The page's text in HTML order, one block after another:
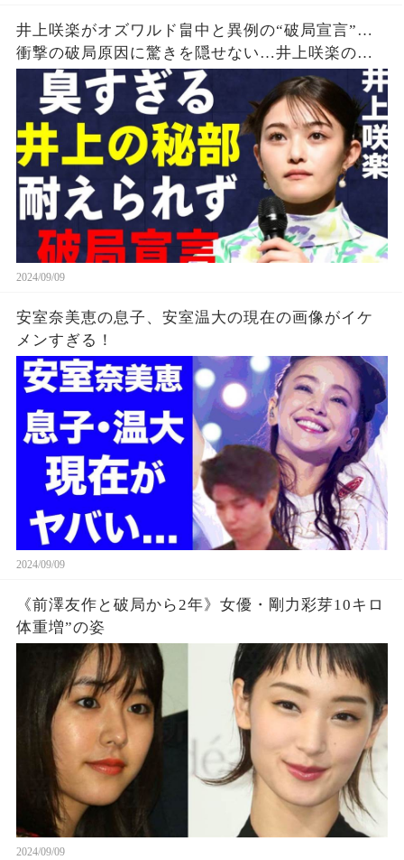
井上咲楽がオズワルド畠中と異例の“破局宣言”…
衝撃の破局原因に驚きを隠せない…井上咲楽の介
護生活の真相
2024/09/09
安室奈美恵の息子、安室温大の現在の画像がイケ
メンすぎる！
2024/09/09
《前澤友作と破局から2年》女優・剛力彩芽10キロ
体重増”の姿
2024/09/09